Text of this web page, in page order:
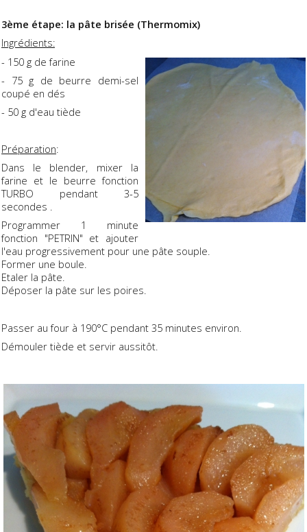
3ème étape: la pâte brisée (Thermomix)
Ingrédients:
- 150 g de farine
- 75 g de beurre demi-sel
coupé en dés
- 50 g d'eau tiède
Préparation:
Dans le blender, mixer la
farine et le beurre fonction
TURBO pendant 3-5
secondes .
Programmer 1 minute
fonction "PETRIN" et ajouter
l'eau progressivement pour une pâte souple.
Former une boule.
Etaler la pâte.
Déposer la pâte sur les poires.
Passer au four à 190°C pendant 35 minutes environ.
Démouler tiède et servir aussitôt.